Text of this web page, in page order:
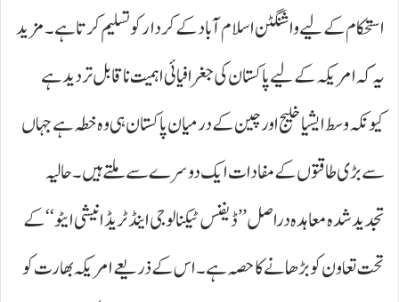
استحکام کے لیے واشنگٹن اسلام آباد کے کردار کو تسلیم کرتا ہے۔ مزید
یہ کہ امریکہ کے لیے پاکستان کی جغرافیائی اہمیت ناقابل تردید ہے
کیونکہ وسط ایشیا خلیج اور چین کے درمیان پاکستان ہی وہ خطہ ہے جہاں
سے بڑی طاقتوں کے مفادات ایک دوسرے سے ملتے ہیں۔ حالیہ
تجدید شدہ معاہدہ دراصل ’’ ڈیفنس ٹیکنالوجی اینڈ ٹریڈ انیشی ایٹو‘‘ کے
تحت تعاون کو بڑھانے کا حصہ ہے۔ اس کے ذریعے امریکہ بھارت کو